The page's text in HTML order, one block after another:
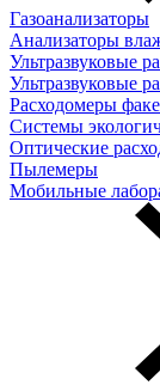
Газоанализаторы
Анализаторы
Ультразвуковые
Ультразвуковые
Расходомеры
Системы
Оптические
Пылемеры
Мобильные